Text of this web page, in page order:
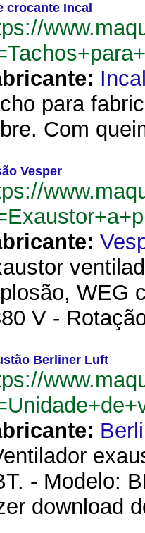
crocante Incal
para
Com
Vesper
WEG
V -
Berliner Luft
- Modelo:
download